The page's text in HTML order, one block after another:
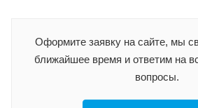
Оформите заявку на сайте, мы
ближайшее время и ответим на
вопросы.